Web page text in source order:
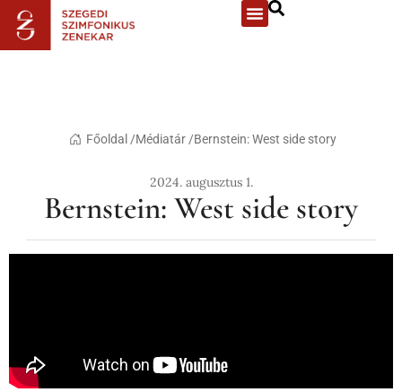
Főoldal /Médiatár /Bernstein: West side story
2024. augusztus 1.
Bernstein: West side story